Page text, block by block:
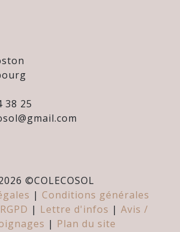
38 25
©COLECOSOL
| Conditions générales
RGPD | Lettre d'infos | Avis /
| Plan du site